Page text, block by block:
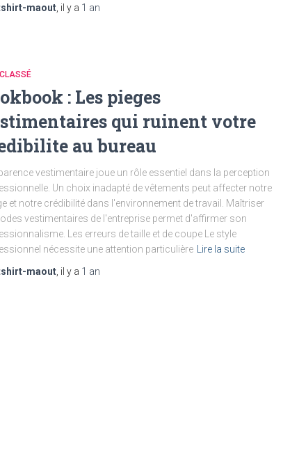
maout , il y a 1 an
: Les pieges
qui ruinent votre
au bureau
vestimentaire joue un rôle essentiel dans la perception
Un choix inadapté de vêtements peut affecter notre
et notre crédibilité dans l'environnement de travail. Maîtriser
vestimentaires de l'entreprise permet d'affirmer son
Les erreurs de taille et de coupe Le style
nécessite une attention particulière
Lire la suite
maout , il y a 1 an